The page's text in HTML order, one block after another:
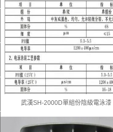
武漢SH-2000D單組份陰級電泳漆